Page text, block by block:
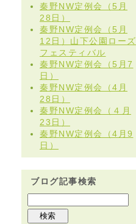
秦野NW定例会（5月
28日）
秦野NW定例会（5月
12日）山下公園ローズ
フェスティバル
秦野NW定例会（5月7
日）
秦野NW定例会（4月
28日）
秦野NW定例会（４月
23日）
秦野NW定例会（4月9
日）
ブログ記事検索